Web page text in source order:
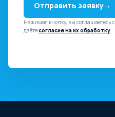
Отправить заявку→
Нажимая кнопку, вы соглашаетесь с
даётесогласие на их обработку.